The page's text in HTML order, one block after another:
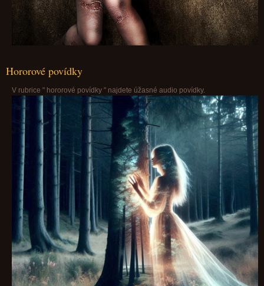
Hororové povídky
V rubrice " hororové povídky " najdete úžasné audio povídky.